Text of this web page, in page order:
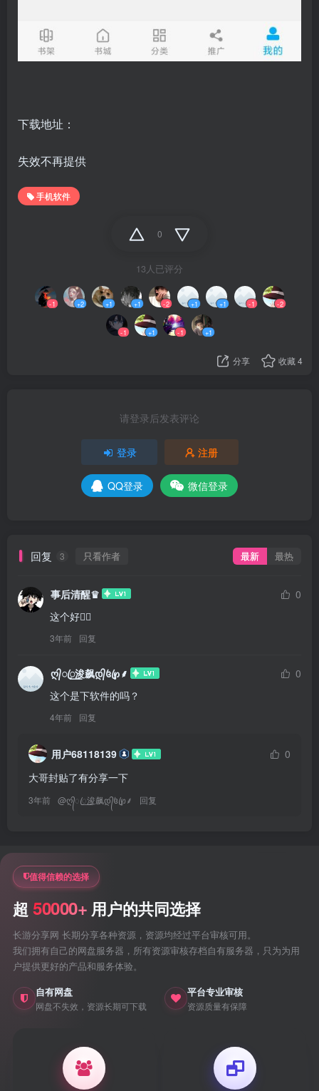
下载地址：
失效不再提供
手机软件
0
13人已评分
-1 +2 +1 +1 -2 +1 +1 -1 -2
-1 +1 -1 +1
分享 收藏4
请登录后发表评论
登录 注册
QQ登录 微信登录
回复 3 只看作者 最新 最热
事后清醒♛
0
这个好👌🏻
3年前 回复
ღ᭄ꦿ꯭浚飙დ᭄꧔ꦿ℘⸙
0
这个是下软件的吗？
4年前 回复
用户68118139
0
大哥封贴了有分享一下
3年前 @ღ᭄ꦿ꯭浚飙დ᭄꧔ꦿ℘⸙ 回复
值得信赖的选择
超 50000+ 用户的共同选择
长游分享网 长期分享各种资源，资源均经过平台审核可用。
我们拥有自己的网盘服务器，所有资源审核存档自有服务器，只为为用
户提供更好的产品和服务体验。
自有网盘
网盘不失效，资源长期可下载
平台专业审核
资源质量有保障